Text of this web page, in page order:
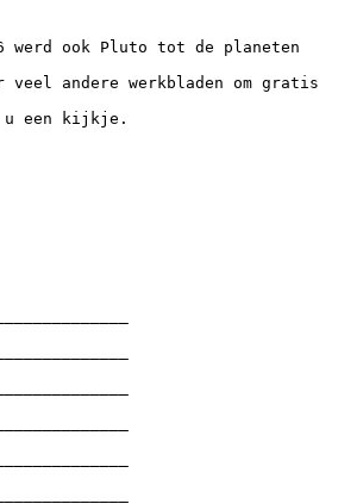
werd ook Pluto tot de planeten
veel andere werkbladen om gratis
u een kijkje.